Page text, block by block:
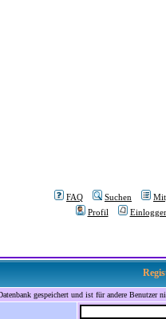
FAQ Suchen
Profil
gespeichert und ist für andere Benutzer